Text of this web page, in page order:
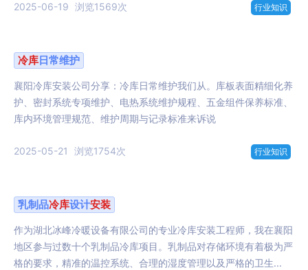
2025-06-19 浏览1569次 行业知识
冷库日常维护
襄阳冷库安装公司分享：冷库日常维护我们从。库板表面精细化养
护、密封系统专项维护、电热系统维护规程、五金组件保养标准、
库内环境管理规范、维护周期与记录标准来诉说
2025-05-21 浏览1754次 行业知识
乳制品冷库设计安装
作为湖北冰峰冷暖设备有限公司的专业冷库安装工程师，我在襄阳
地区参与过数十个乳制品冷库项目。乳制品对存储环境有着极为严
格的要求，精准的温控系统、合理的湿度管理以及严格的卫生...